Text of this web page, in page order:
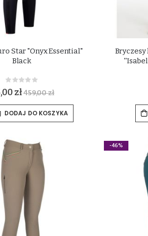
Star "Onyx Essential"
Black
Rating:
0% zł459,00 zł
DODAJ DO KOSZYKA
-46%